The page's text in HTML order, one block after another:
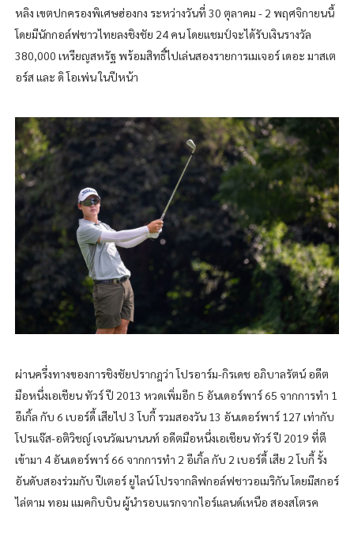
หลิง เขตปกครองพิเศษฮ่องกง ระหว่างวันที่ 30 ตุลาคม - 2 พฤศจิกายนนี้
โดยมีนักกอล์ฟชาวไทยลงชิงชัย 24 คน โดยแชมป์จะได้รับเงินรางวัล
380,000 เหรียญสหรัฐ พร้อมสิทธิ์ไปเล่นสองรายการเมเจอร์ เดอะ มาสเต
อร์ส และ ดิ โอเพ่น ในปีหน้า
ผ่านครึ่งทางของการชิงชัยปรากฎว่า โปรอาร์ม-กิรเดช อภิบาลรัตน์ อดีต
มือหนึ่งเอเชียน ทัวร์ ปี 2013 หวดเพิ่มอีก 5 อันเดอร์พาร์ 65 จากการทำ 1
อีเกิ้ล กับ 6 เบอร์ดี้ เสียไป 3 โบกี้ รวมสองวัน 13 อันเดอร์พาร์ 127 เท่ากับ
โปรแจ๊ส-อติวิชญ์ เจนวัฒนานนท์ อดีตมือหนึ่งเอเชียน ทัวร์ ปี 2019 ที่ตี
เข้ามา 4 อันเดอร์พาร์ 66 จากการทำ 2 อีเกิ้ล กับ 2 เบอร์ดี้ เสีย 2 โบกี้ รั้ง
อันดับสองร่วมกับ ปีเตอร์ ยูไลน์ โปรจากลิฟกอล์ฟชาวอเมริกัน โดยมีสกอร์
ไล่ตาม ทอม แมคกิบบิน ผู้นำรอบแรกจากไอร์แลนด์เหนือ สองสโตรค